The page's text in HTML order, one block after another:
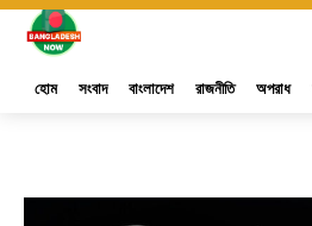
হোম সংবাদ বাংলাদেশ রাজনীতি অপরাধ